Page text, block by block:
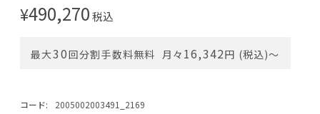
¥490,270税込
最大30回分割手数料無料 月々 16,342円 (税込)〜
コード: 2005002003491_2169